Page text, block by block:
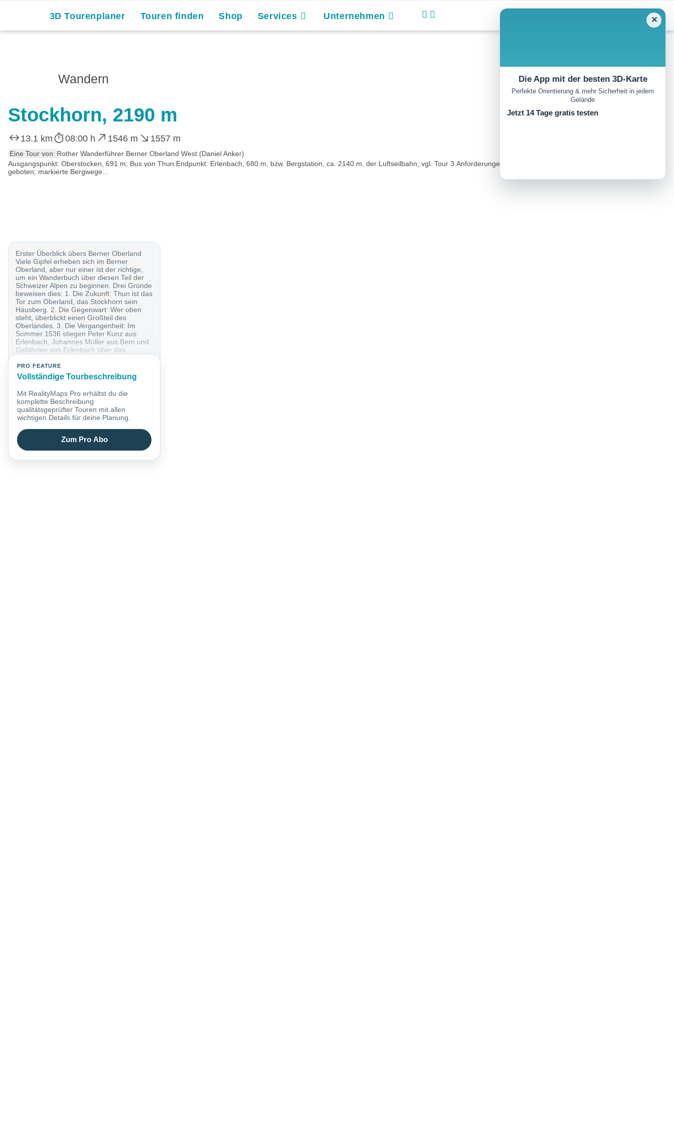
3D Tourenplaner Touren finden Shop Services Unternehmen
Wandern
Stockhorn, 2190 m
13.1 km 08:00 h 1546 m 1557 m
Eine Tour von: Rother Wanderführer Berner Oberland West (Daniel Anker)
Ausgangspunkt: Oberstocken, 691 m; Bus von Thun.Endpunkt: Erlenbach, 680 m, bzw. Bergstation, ca. 2140 m, der Luftseilbahn; vgl. Tour 3.Anforderungen: Lang, leicht, aber an ein paar Stellen ist Vorsicht
geboten; markierte Bergwege...
Erster Überblick übers Berner Oberland
Viele Gipfel erheben sich im Berner
Oberland, aber nur einer ist der richtige,
um ein Wanderbuch über diesen Teil der
Schweizer Alpen zu beginnen. Drei Gründe
beweisen dies: 1. Die Zukunft: Thun ist das
Tor zum Oberland, das Stockhorn sein
Hausberg. 2. Die Gegenwart: Wer oben
steht, überblickt einen Großteil des
Oberlandes. 3. Die Vergangenheit: Im
Sommer 1536 stiegen Peter Kunz aus
Erlenbach, Johannes Müller aus Bern und
Gefährten von Erlenbach über das...
PRO FEATURE
Vollständige Tourbeschreibung
Mit RealityMaps Pro erhältst du die
komplette Beschreibung
qualitätsgeprüfter Touren mit allen
wichtigen Details für deine Planung.
Zum Pro Abo
✕
Die App mit der besten 3D-Karte
Perfekte Orientierung & mehr Sicherheit in jedem
Gelände
Jetzt 14 Tage gratis testen